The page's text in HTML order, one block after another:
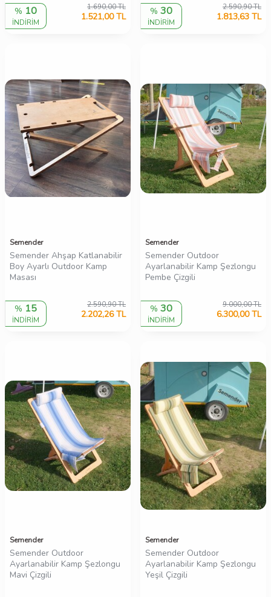
% 10
İNDİRİM
1.690,00TL
1.521,00TL %30
İNDİRİM
2.590,90TL
1.813,63TL
Semender
Semender Ahşap Katlanabilir
Boy Ayarlı Outdoor Kamp
Masası
% 15
İNDİRİM
2.590,90TL
2.202,26TL
Semender
Semender Outdoor
Ayarlanabilir Kamp Şezlongu
Pembe Çizgili
%30
İNDİRİM
9.000,00TL
6.300,00TL
Semender
Semender Outdoor
Ayarlanabilir Kamp Şezlongu
Mavi Çizgili
Semender
Semender Outdoor
Ayarlanabilir Kamp Şezlongu
Yeşil Çizgili